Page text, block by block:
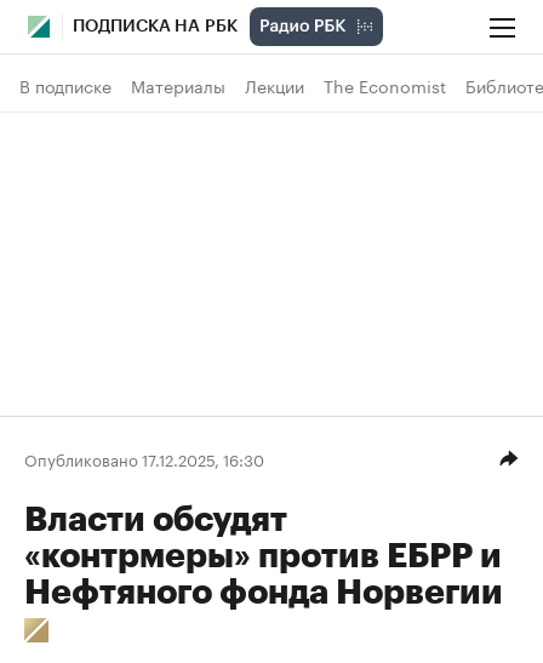
ПОДПИСКА НА РБК
В подписке Материалы Лекции The Economist
Опубликовано 17.12.2025, 16:30
Власти обсудят
«контрмеры» против ЕБРР и
Нефтяного фонда Норвегии